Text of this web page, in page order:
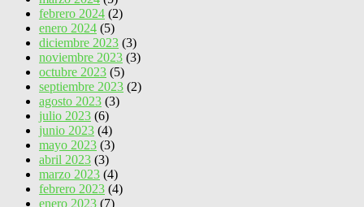
febrero 2024 (2)
enero 2024 (5)
diciembre 2023 (3)
noviembre 2023 (3)
octubre 2023 (5)
septiembre 2023 (2)
agosto 2023 (3)
julio 2023 (6)
junio 2023 (4)
mayo 2023 (3)
abril 2023 (3)
marzo 2023 (4)
febrero 2023 (4)
enero 2023 (7)